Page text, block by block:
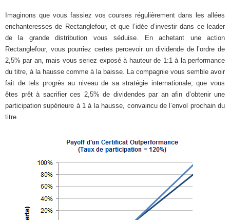
Imaginons que vous fassiez vos courses régulièrement dans les allées
enchanteresses de Rectanglefour, et que l’idée d’investir dans ce leader
de la grande distribution vous séduise. En achetant une action
Rectanglefour, vous pourriez certes percevoir un dividende de l’ordre de
2,5% par an, mais vous seriez exposé à hauteur de 1:1 à la performance
du titre, à la hausse comme à la baisse. La compagnie vous semble avoir
fait de tels progrès au niveau de sa stratégie internationale, que vous
êtes prêt à sacrifier ces 2,5% de dividendes par an afin d’obtenir une
participation supérieure à 1 à la hausse, convaincu de l’envol prochain du
titre.